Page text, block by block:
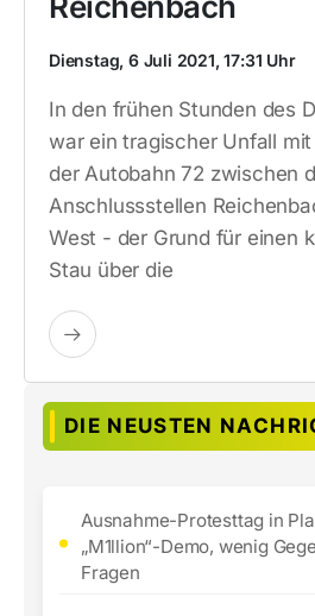
Dienstag, 6 Juli 2021, 17:31 Uhr
In den frühen Stunden des
war ein tragischer Unfall
der Autobahn 72 zwischen
Anschlussstellen
West - der Grund für einen
Stau über die
DIE NEUSTEN
Ausnahme-Protesttag in
„M1llion“-Demo, wenig
Fragen